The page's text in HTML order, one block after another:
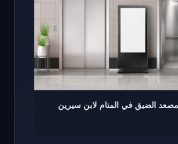
الضيق في المنام لابن سيرين